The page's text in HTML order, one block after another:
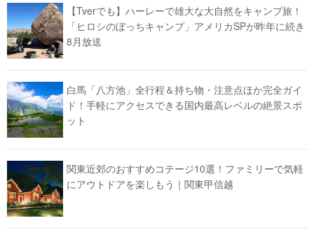
【Tverでも】ハーレーで雄大な大自然をキャンプ旅！
「ヒロシのぼっちキャンプ」アメリカSPが昨年に続き
8月放送
白馬「八方池」全行程＆持ち物・注意点ほか完全ガイ
ド！手軽にアクセスできる国内最高レベルの絶景スポ
ット
関東近郊のおすすめコテージ10選！ファミリーで気軽
にアウトドアを楽しもう｜関東甲信越